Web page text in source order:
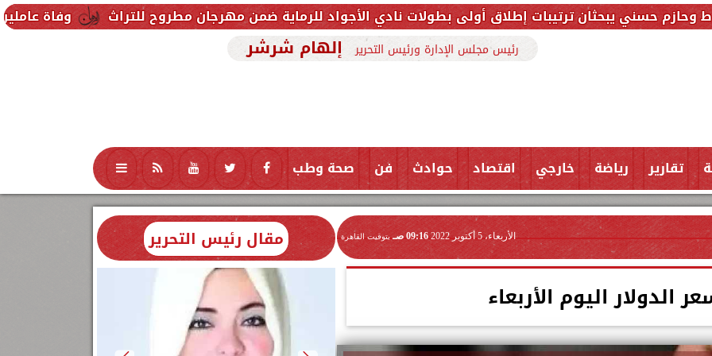
وفاة عاملين متأثرين ترتيبات إطلاق أولى بطولات نادي الأجواد للرماية ضمن مهرجان مطروح للتراث
رئيس مجلس الإدارة ورئيس التحرير إلهام شرشر
تقارير رياضة خارجي اقتصاد حوادث فن صحة وطب تكنولوجيا منوعات محافظات
الأربعاء، 5 أكتوبر 2022 09:16 صـ بتوقيت القاهرة
اليوم الأربعاء
مقال رئيس التحرير